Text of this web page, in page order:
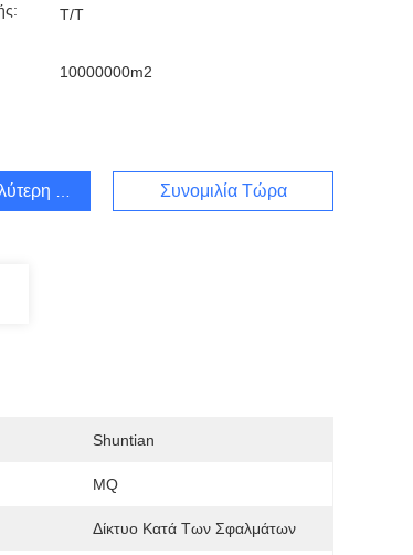
T/T
10000000m2
Τιμή Συνομιλία Τώρα
Shuntian
MQ
Δίκτυο Κατά Των Σφαλμάτων